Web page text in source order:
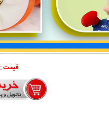
قیمت :